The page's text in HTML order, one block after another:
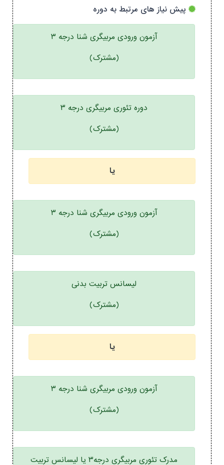
پیش نیاز های مرتبط به دوره
آزمون ورودی مربیگری شنا درجه ۳
(مشترک)
دوره تئوری مربیگری درجه ۳
(مشترک)
یا
آزمون ورودی مربیگری شنا درجه ۳
(مشترک)
لیسانس تربیت بدنی
(مشترک)
یا
آزمون ورودی مربیگری شنا درجه ۳
(مشترک)
مدرک تئوری مربیگری درجه۳ یا لیسانس تربیت